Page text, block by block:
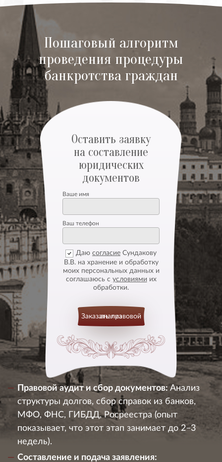
Пошаговый алгоритм
проведения процедуры
банкротства граждан
Оставить заявку
на составление
юридических
документов
Ваше имя
Ваш телефон
Даю согласие Сундакову
В.В. на хранение и обработку
моих персональных данных и
соглашаюсь с условиями их
обработки.
Заказать правовой анализ
Правовой аудит и сбор документов: Анализ
структуры долгов, сбор справок из банков,
МФО, ФНС, ГИБДД, Росреестра (опыт
показывает, что этот этап занимает до 2–3
недель).
Составление и подача заявления: